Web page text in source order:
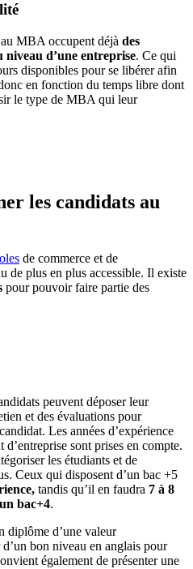
MBA occupent déjà des
niveau d’une entreprise. Ce qui
disponibles pour se libérer afin
en fonction du temps libre dont
le type de MBA qui leur
les candidats au
de commerce et de
de plus en plus accessible. Il existe
pour pouvoir faire partie des
peuvent déposer leur
et des évaluations pour
Les années d’expérience
sont prises en compte.
les étudiants et de
Ceux qui disposent d’un bac +5
tandis qu’il en faudra 7 à 8
bac+4.
diplôme d’une valeur
bon niveau en anglais pour
également de présenter une